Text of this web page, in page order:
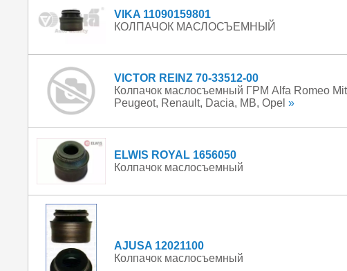
VIKA 11090159801
КОЛПАЧОК МАСЛОСЪЕМНЫЙ
VICTOR REINZ 70-33512-00
Колпачок маслосъемный ГРМ Alfa Romeo
Peugeot, Renault, Dacia, MB, Opel »
ELWIS ROYAL 1656050
Колпачок маслосъемный
AJUSA 12021100
Колпачок маслосъемный